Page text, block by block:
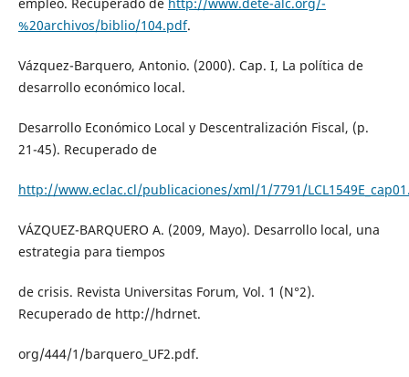
%20archivos/biblio/104.pdf.
Vázquez-Barquero, Antonio. (2000). Cap. I, La política de
desarrollo económico local.
Desarrollo Económico Local y Descentralización Fiscal, (p.
21-45). Recuperado de
http://www.eclac.cl/publicaciones/xml/1/7791/
VÁZQUEZ-BARQUERO A. (2009, Mayo). Desarrollo local, una
estrategia para tiempos
de crisis. Revista Universitas Forum, Vol. 1 (N°2).
Recuperado de http://hdrnet.
org/444/1/barquero_UF2.pdf.